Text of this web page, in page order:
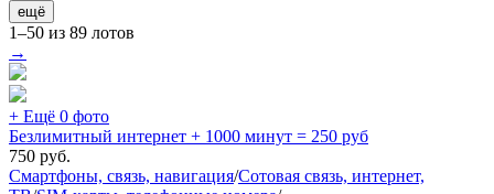
ещё
1–50 из 89 лотов
→
+ Ещё 0 фото
Безлимитный интернет + 1000 минут = 250 руб
750 руб.
Смартфоны, связь, навигация/Сотовая связь, интернет,